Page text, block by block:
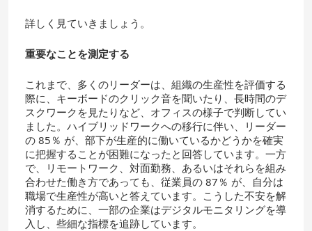
詳しく見ていきましょう。
重要なことを測定する
これまで、多くのリーダーは、組織の生産性を評価する
際に、キーボードのクリック音を聞いたり、長時間のデ
スクワークを見たりなど、オフィスの様子で判断してい
ました。ハイブリッドワークへの移行に伴い、リーダー
の 85％ が、部下が生産的に働いているかどうかを確実
に把握することが困難になったと回答しています。一方
で、リモートワーク、対面勤務、あるいはそれらを組み
合わせた働き方であっても、従業員の 87％ が、自分は
職場で生産性が高いと答えています。こうした不安を解
消するために、一部の企業はデジタルモニタリングを導
入し、些細な指標を追跡しています。